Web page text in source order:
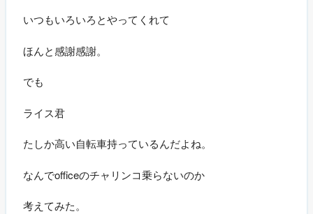
いつもいろいろとやってくれて
ほんと感謝感謝。
でも
ライス君
たしか高い自転車持っているんだよね。
なんでofficeのチャリンコ乗らないのか
考えてみた。